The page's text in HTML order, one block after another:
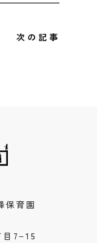
次の記事
保育園
7−15